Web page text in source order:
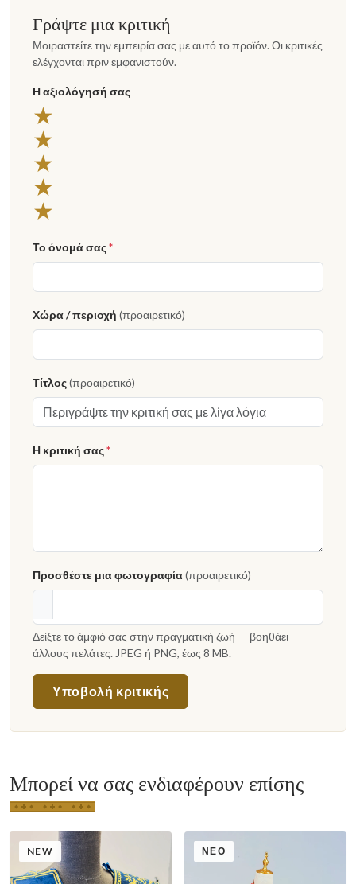
Γράψτε μια κριτική
Μοιραστείτε την εμπειρία σας με αυτό το προϊόν. Οι κριτικές
ελέγχονται πριν εμφανιστούν.
Η αξιολόγησή σας
★
★
★
★
★
Το όνομά σας*
Χώρα / περιοχή (προαιρετικό)
Τίτλος(προαιρετικό)
Η κριτική σας*
Προσθέστε μια φωτογραφία(προαιρετικό)
Δείξτε το άμφιό σας στην πραγματική ζωή — βοηθάει
άλλους πελάτες. JPEG ή PNG, έως 8 MB.
Υποβολή κριτικής
Μπορεί να σας ενδιαφέρουν επίσης
NEW ΝΈΟ